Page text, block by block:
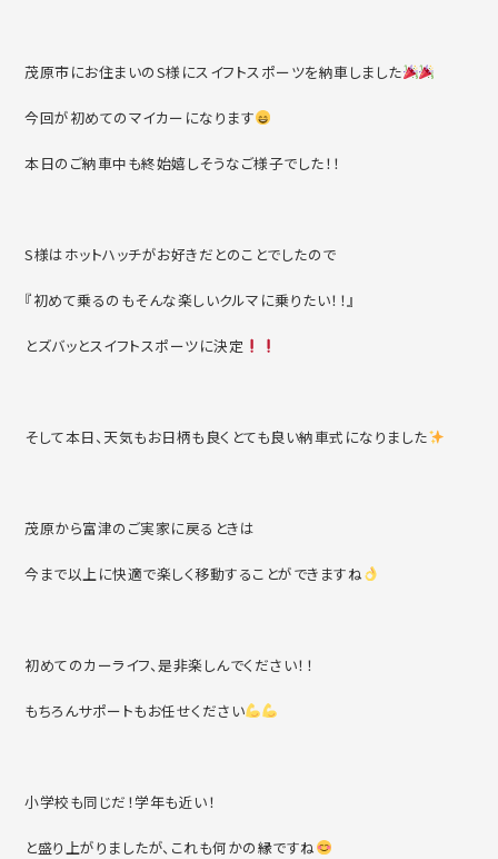
茂原市にお住まいのS様にスイフトスポーツを納車しました
今回が初めてのマイカーになります
本日のご納車中も終始嬉しそうなご様子でした！！
S様はホットハッチがお好きだとのことでしたので
『初めて乗るのもそんな楽しいクルマに乗りたい！！』
とズバッとスイフトスポーツに決定
そして本日、天気もお日柄も良くとても良い納車式になりました
茂原から富津のご実家に戻るときは
今まで以上に快適で楽しく移動することができますね
初めてのカーライフ、是非楽しんでください！！
もちろんサポートもお任せください
小学校も同じだ！学年も近い！
と盛り上がりましたが、これも何かの縁ですね